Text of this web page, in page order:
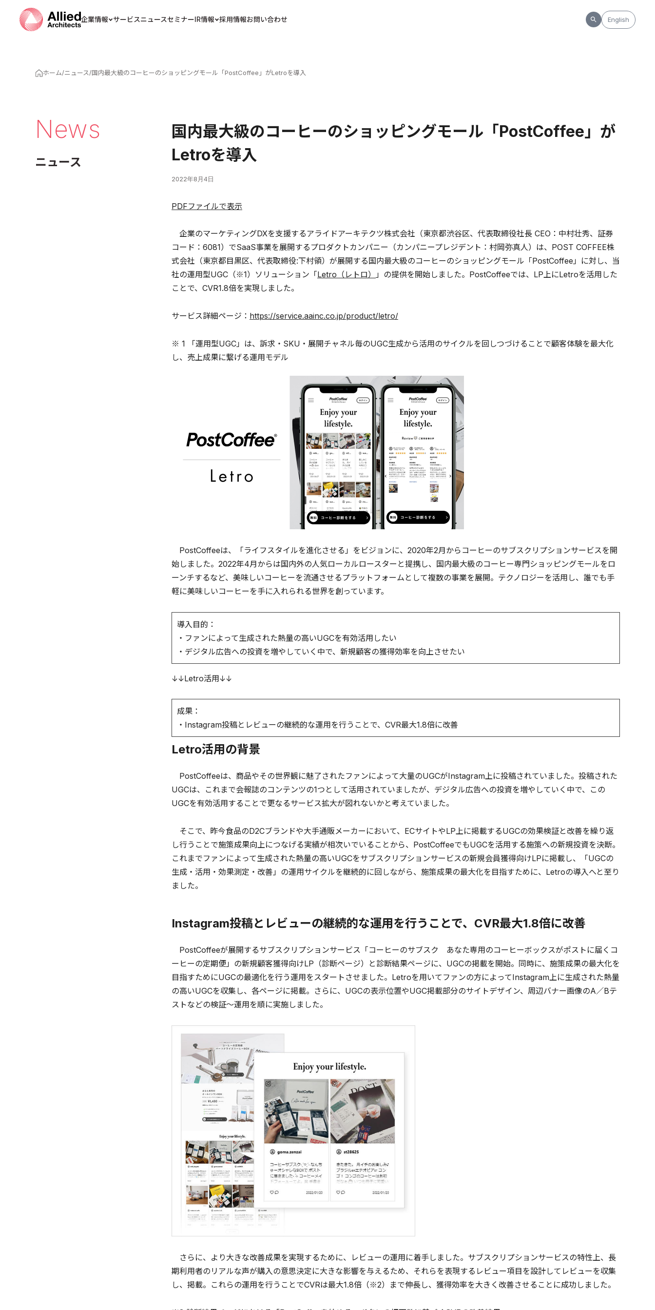
企業情報 サービスニュースセミナーIR情報 採用情報お問い合わせ English
ホーム/ニュース/国内最大級のコーヒーのショッピングモール「PostCoffee」がLetroを導入
News
ニュース
国内最大級のコーヒーのショッピングモール「PostCoffee」が
Letroを導入
2022年8月4日
PDFファイルで表示
企業のマーケティングDXを支援するアライドアーキテクツ株式会社（東京都渋谷区、代表取締役社長 CEO：中村壮秀、証券
コード：6081）でSaaS事業を展開するプロダクトカンパニー（カンパニープレジデント：村岡弥真人）は、POST COFFEE株
式会社（東京都目黒区、代表取締役:下村領）が展開する国内最大級のコーヒーのショッピングモール「PostCoffee」に対し、当
社の運用型UGC（※1）ソリューション「Letro（レトロ） 」の提供を開始しました。PostCoffeeでは、LP上にLetroを活用した
ことで、CVR1.8倍を実現しました。
サービス詳細ページ： https://service.aainc.co.jp/product/letro/
※ 1 「運用型UGC」は、訴求・SKU・展開チャネル毎のUGC生成から活用のサイクルを回しつづけることで顧客体験を最大化
し、売上成果に繋げる運用モデル
PostCoffeeは、「ライフスタイルを進化させる」をビジョンに、2020年2月からコーヒーのサブスクリプションサービスを開
始しました。2022年4月からは国内外の人気ローカルロースターと提携し、国内最大級のコーヒー専門ショッピングモールをロ
ーンチするなど、美味しいコーヒーを流通させるプラットフォームとして複数の事業を展開。テクノロジーを活用し、誰でも手
軽に美味しいコーヒーを手に入れられる世界を創っています。
導入目的：
・ファンによって生成された熱量の高いUGCを有効活用したい
・デジタル広告への投資を増やしていく中で、新規顧客の獲得効率を向上させたい
↓↓Letro活用↓↓
成果：
・Instagram投稿とレビューの継続的な運用を行うことで、CVR最大1.8倍に改善
Letro活用の背景
PostCoffeeは、商品やその世界観に魅了されたファンによって大量のUGCがInstagram上に投稿されていました。投稿された
UGCは、これまで会報誌のコンテンツの1つとして活用されていましたが、デジタル広告への投資を増やしていく中で、この
UGCを有効活用することで更なるサービス拡大が図れないかと考えていました。
そこで、昨今食品のD2Cブランドや大手通販メーカーにおいて、ECサイトやLP上に掲載するUGCの効果検証と改善を繰り返
し行うことで施策成果向上につなげる実績が相次いでいることから、PostCoffeeでもUGCを活用する施策への新規投資を決断。
これまでファンによって生成された熱量の高いUGCをサブスクリプションサービスの新規会員獲得向けLPに掲載し、「UGCの
生成・活用・効果測定・改善」の運用サイクルを継続的に回しながら、施策成果の最大化を目指すために、Letroの導入へと至り
ました。
Instagram投稿とレビューの継続的な運用を行うことで、CVR最大1.8倍に改善
PostCoffeeが展開するサブスクリプションサービス「コーヒーのサブスク あなた専用のコーヒーボックスがポストに届くコ
ーヒーの定期便」の新規顧客獲得向けLP（診断ページ）と診断結果ページに、UGCの掲載を開始。同時に、施策成果の最大化を
目指すためにUGCの最適化を行う運用をスタートさせました。Letroを用いてファンの方によってInstagram上に生成された熱量
の高いUGCを収集し、各ページに掲載。さらに、UGCの表示位置やUGC掲載部分のサイトデザイン、周辺バナー画像のA／Bテ
ストなどの検証～運用を順に実施しました。
さらに、より大きな改善成果を実現するために、レビューの運用に着手しました。サブスクリプションサービスの特性上、長
期利用者のリアルな声が購入の意思決定に大きな影響を与えるため、それらを表現するレビュー項目を設計してレビューを収集
し、掲載。これらの運用を行うことでCVRは最大1.8倍（※2）まで伸長し、獲得効率を大きく改善させることに成功しました。